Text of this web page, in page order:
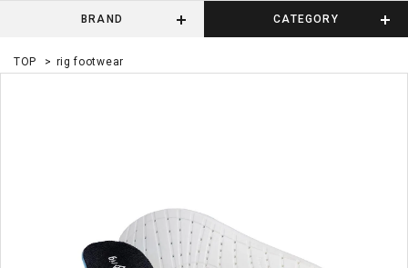
BRAND CATEGORY
TOP > rig footwear